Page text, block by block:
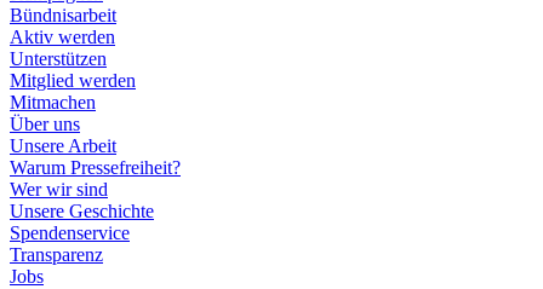
Bündnisarbeit
Aktiv werden
Unterstützen
Mitglied werden
Mitmachen
Über uns
Unsere Arbeit
Warum Pressefreiheit?
Wer wir sind
Unsere Geschichte
Spendenservice
Transparenz
Jobs